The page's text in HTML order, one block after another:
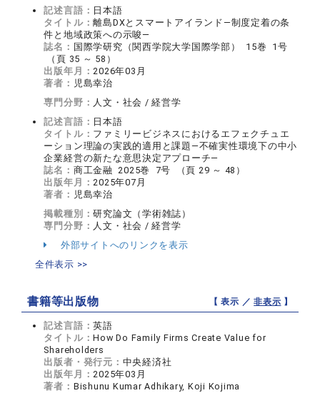
記述言語： 日本語
タイトル：離島DXとスマートアイランド―制度定着の条
件と地域政策への示唆―
誌名： 国際学研究（関西学院大学国際学部） 15巻 1号
（頁 35 ～ 58）
出版年月：2026年03月
著者： 児島幸治
専門分野： 人文・社会 / 経営学
記述言語： 日本語
タイトル： ファミリービジネスにおけるエフェクチュエ
ーション理論の実践的適用と課題―不確実性環境下の中小
企業経営の新たな意思決定アプローチ―
誌名： 商工金融 2025巻 7号 （頁 29 ～ 48）
出版年月：2025年07月
著者： 児島幸治
掲載種別：研究論文（学術雑誌）
専門分野： 人文・社会 / 経営学
外部サイトへのリンクを表示
全件表示 >>
書籍等出版物 【 表示 ／非表示 】
記述言語：英語
タイトル：How Do Family Firms Create Value for
Shareholders
出版者・発行元： 中央経済社
出版年月：2025年03月
著者： Bishunu Kumar Adhikary, Koji Kojima